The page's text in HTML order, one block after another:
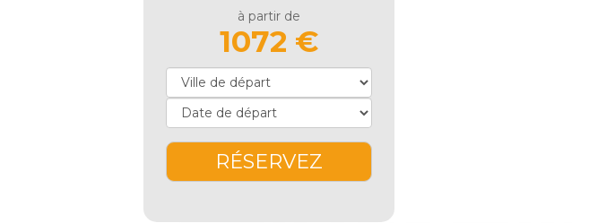
à partir de
1072 €
RÉSERVEZ